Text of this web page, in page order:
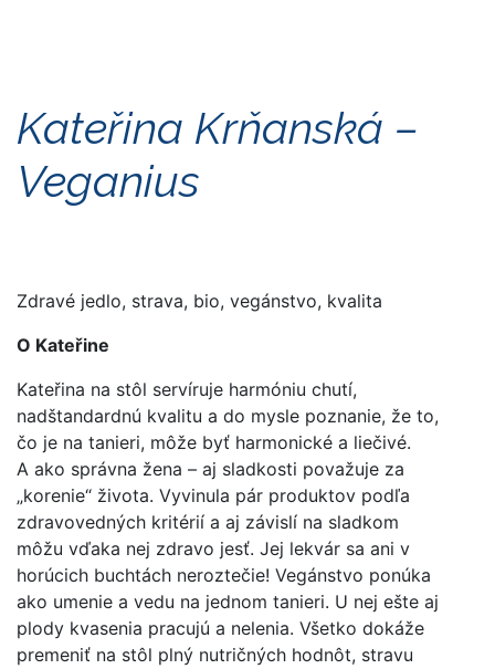
Kateřina Krňanská –
Veganius
Zdravé jedlo, strava, bio, vegánstvo, kvalita
O Kateřine
Kateřina na stôl servíruje harmóniu chutí,
nadštandardnú kvalitu a do mysle poznanie, že to,
čo je na tanieri, môže byť harmonické a liečivé.
A ako správna žena – aj sladkosti považuje za
„korenie“ života. Vyvinula pár produktov podľa
zdravovedných kritérií a aj závislí na sladkom
môžu vďaka nej zdravo jesť. Jej lekvár sa ani v
horúcich buchtách neroztečie! Vegánstvo ponúka
ako umenie a vedu na jednom tanieri. U nej ešte aj
plody kvasenia pracujú a nelenia. Všetko dokáže
premeniť na stôl plný nutričných hodnôt, stravu